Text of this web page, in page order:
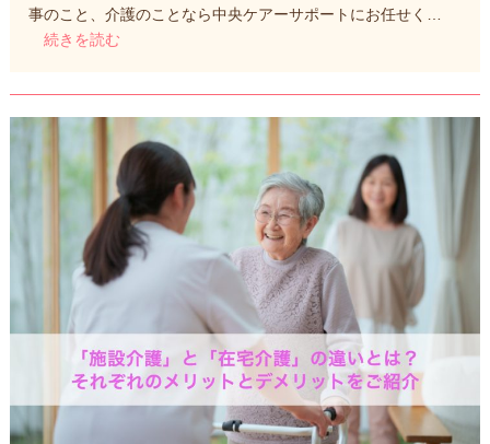
事のこと、介護のことなら中央ケアーサポートにお任せく…
続きを読む